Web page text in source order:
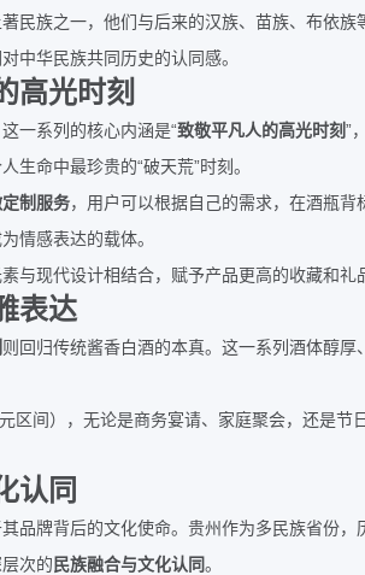
民族之一，他们与后来的汉族、苗族、布依
中华民族共同历史的认同感。
高光时刻
一系列的核心内涵是“致敬平凡人的高光时刻 ”
生命中最珍贵的“破天荒”时刻。
制服务，用户可以根据自己的需求，在酒瓶
情感表达的载体。
与现代设计相结合，赋予产品更高的收藏和礼
表达
则回归传统酱香白酒的本真。这一系列酒体醇
元区间），无论是商务宴请、家庭聚会，还是节
认同
品牌背后的文化使命。贵州作为多民族省份
次的 民族融合与文化认同 。